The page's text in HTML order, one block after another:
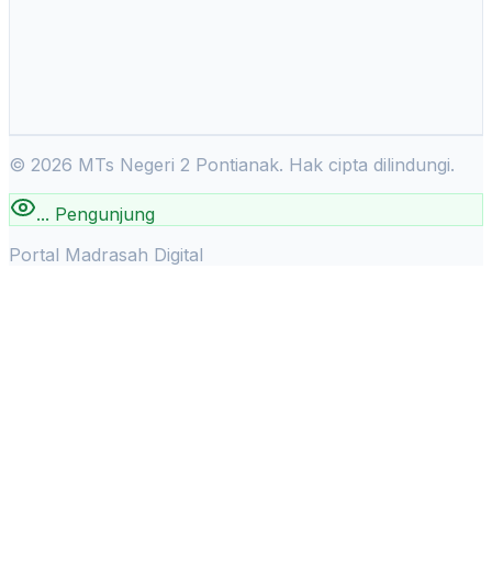
© 2026 MTs Negeri 2 Pontianak. Hak cipta dilindungi.
... Pengunjung
Portal Madrasah Digital